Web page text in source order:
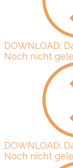
DOWNLOAD:
Noch nicht
DOWNLOAD:
Noch nicht